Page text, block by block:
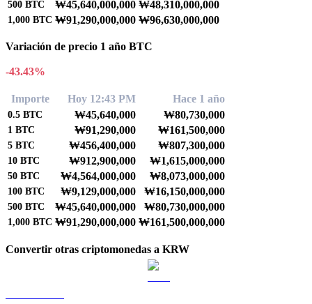
500 BTC ₩45,640,000,000 ₩48,310,000,000
1,000 BTC ₩91,290,000,000 ₩96,630,000,000
Variación de precio 1 año BTC
-43.43%
Importe Hoy 12:43 PM Hace 1 año
0.5 BTC ₩45,640,000 ₩80,730,000
1 BTC ₩91,290,000 ₩161,500,000
5 BTC ₩456,400,000 ₩807,300,000
10 BTC ₩912,900,000 ₩1,615,000,000
50 BTC ₩4,564,000,000 ₩8,073,000,000
100 BTC ₩9,129,000,000 ₩16,150,000,000
500 BTC ₩45,640,000,000 ₩80,730,000,000
1,000 BTC ₩91,290,000,000 ₩161,500,000,000
Convertir otras criptomonedas a KRW